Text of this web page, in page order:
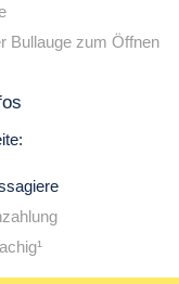
Bullauge zum Öffnen